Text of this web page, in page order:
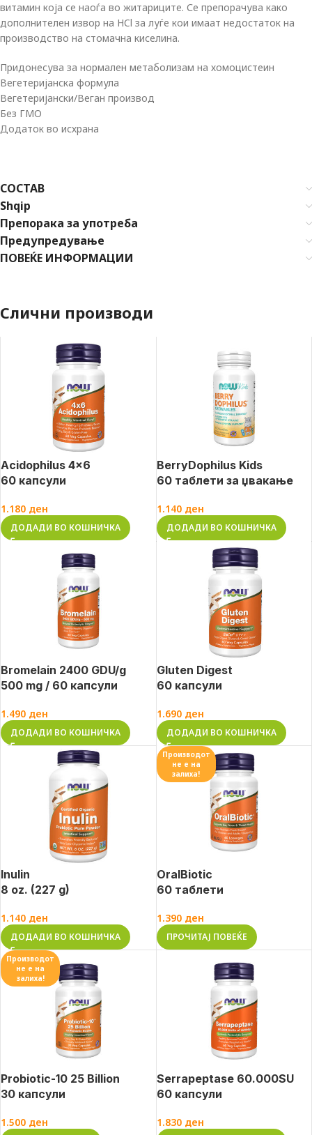
витамин која се наоѓа во житариците. Се препорачува како
дополнителен извор на HCl за луѓе кои имаат недостаток на
производство на стомачна киселина.
Придонесува за нормален метаболизам на хомоцистеин
Вегетеријанска формула
Вегетеријански/Веган производ
Без ГМО
Додаток во исхрана
СОСТАВ
Shqip
Препорака за употреба
Предупредување
ПОВЕЌЕ ИНФОРМАЦИИ
Слични производи
Acidophilus 4×6
60 капсули
1.180 ден
ДОДАДИ ВО КОШНИЧКА
BerryDophilus Kids
60 таблети за џвакање
1.140 ден
ДОДАДИ ВО КОШНИЧКА
Bromelain 2400 GDU/g
500 mg / 60 капсули
1.490 ден
ДОДАДИ ВО КОШНИЧКА
Gluten Digest
60 капсули
1.690 ден
ДОДАДИ ВО КОШНИЧКА
Inulin
8 oz. (227 g)
1.140 ден
ДОДАДИ ВО КОШНИЧКА
Производот
не е на
залиха!
OralBiotic
60 таблети
1.390 ден
ПРОЧИТАЈ ПОВЕЌЕ
Производот
не е на
залиха!
Probiotic-10 25 Billion
30 капсули
1.500 ден
Serrapeptase 60.000SU
60 капсули
1.830 ден